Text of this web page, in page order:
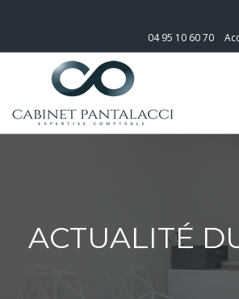
04 95 10 60 70
ACTUALITÉ